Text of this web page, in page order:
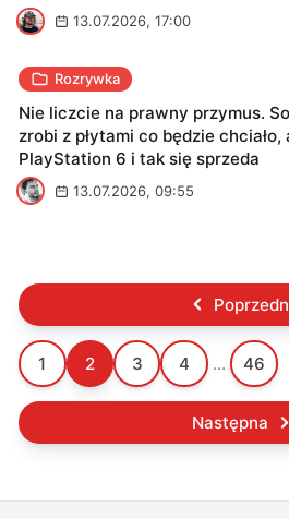
B
13.07.2026, 17:00
Rozrywka
Nie liczcie na prawny przymus.
zrobi z płytami co będzie chciało,
PlayStation 6 i tak się sprzeda
M
13.07.2026, 09:55
1 2 3 4 ... 46
Następna